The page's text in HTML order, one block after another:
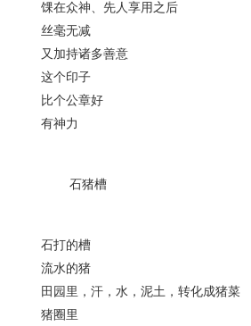
馃在众神、先人享用之后
丝毫无减
又加持诸多善意
这个印子
比个公章好
有神力
石猪槽
石打的槽
流水的猪
田园里，汗，水，泥土，转化成猪菜
猪圈里